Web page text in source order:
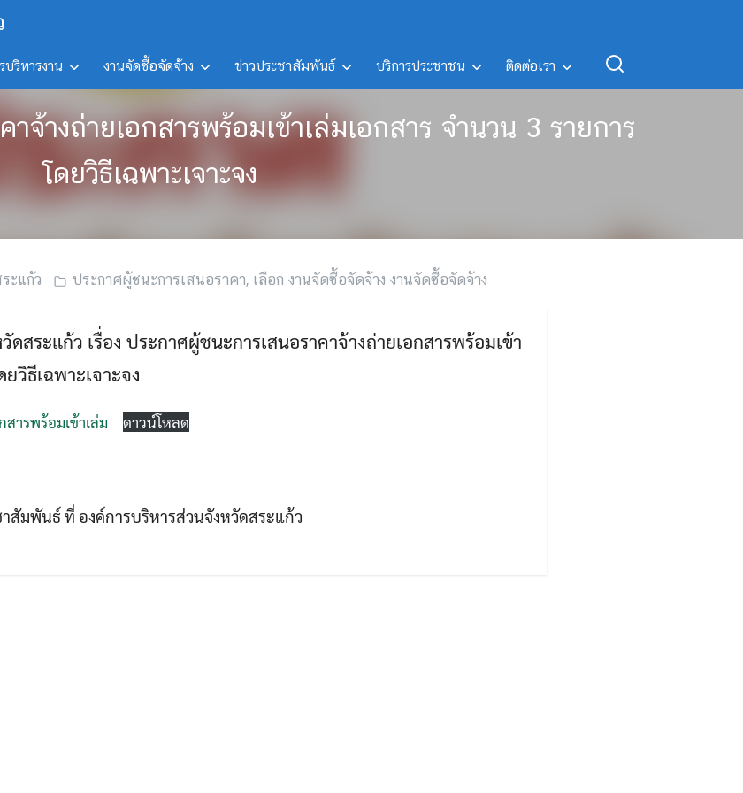
บริหารงาน งานจัดซื้อจัดจ้าง ข่าวประชาสัมพันธ์ บริการประชาชน ติดต่อเรา
าจ้างถ่ายเอกสารพร้อมเข้าเล่มเอกสาร จำนวน 3 รายการ
โดยวิธีเฉพาะเจาะจง
ะแก้ว ประกาศผู้ชนะการเสนอราคา, เลือก งานจัดซื้อจัดจ้าง งานจัดซื้อจัดจ้าง
สระแก้ว เรื่อง ประกาศผู้ชนะการเสนอราคาจ้างถ่ายเอกสารพร้อมเข้า
วิธีเฉพาะเจาะจง
ารพร้อมเข้าเล่ม ดาวน์โหลด
สัมพันธ์ ที่ องค์การบริหารส่วนจังหวัดสระแก้ว